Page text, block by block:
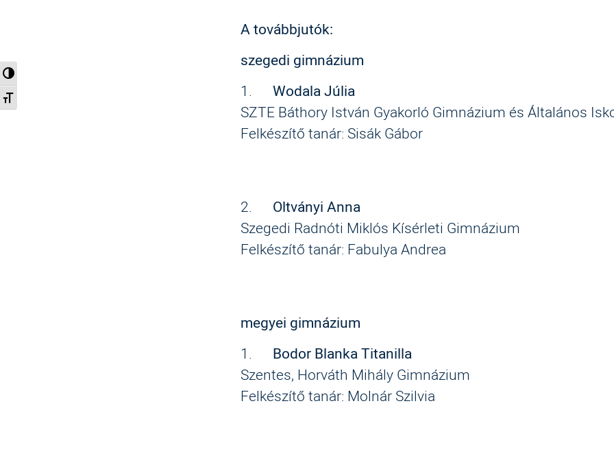
Nagy kontraszt váltása
Betűméret váltása
A továbbjutók:
szegedi gimnázium
1. Wodala Júlia
SZTE Báthory István Gyakorló Gimnázium és Általános
Felkészítő tanár: Sisák Gábor
2. Oltványi Anna
Szegedi Radnóti Miklós Kísérleti Gimnázium
Felkészítő tanár: Fabulya Andrea
megyei gimnázium
1. Bodor Blanka Titanilla
Szentes, Horváth Mihály Gimnázium
Felkészítő tanár: Molnár Szilvia